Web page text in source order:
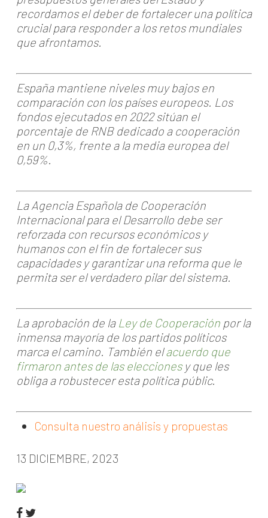
recordamos el deber de fortalecer una política
crucial para responder a los retos mundiales
que afrontamos.
España mantiene niveles muy bajos en
comparación con los países europeos. Los
fondos ejecutados en 2022 sitúan el
porcentaje de RNB dedicado a cooperación
en un 0,3%, frente a la media europea del
0,59%.
La Agencia Española de Cooperación
Internacional para el Desarrollo debe ser
reforzada con recursos económicos y
humanos con el fin de fortalecer sus
capacidades y garantizar una reforma que le
permita ser el verdadero pilar del sistema.
La aprobación de la Ley de Cooperaciónpor la
inmensa mayoría de los partidos políticos
marca el camino. También elacuerdo que
firmaron antes de las eleccionesy que les
obliga a robustecer esta política públic.
Consulta nuestro análisis y propuestas
13 DICIEMBRE, 2023